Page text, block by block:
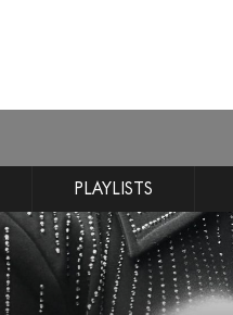
PLAYLISTS